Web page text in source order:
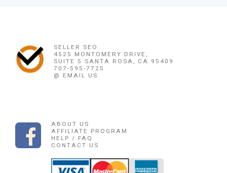
SELLER SEO
4525 MONTOMERY DRIVE,
SUITE 5 SANTA ROSA, CA 95409
707-595-7725
@ EMAIL US
ABOUT US
AFFILIATE PROGRAM
HELP / FAQ
CONTACT US